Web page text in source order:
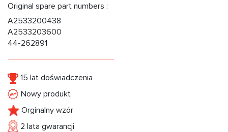
Original spare part numbers :
A2533200438
A2533203600
44-262891
15 lat doświadczenia
Nowy produkt
Orginalny wzór
2 lata gwarancji